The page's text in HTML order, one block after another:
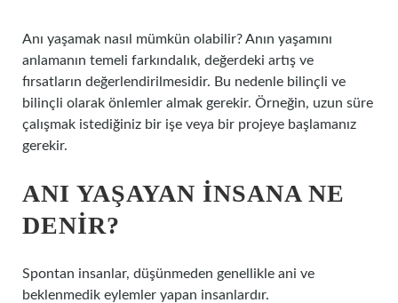
Anı yaşamak nasıl mümkün olabilir? Anın yaşamını
anlamanın temeli farkındalık, değerdeki artış ve
fırsatların değerlendirilmesidir. Bu nedenle bilinçli ve
bilinçli olarak önlemler almak gerekir. Örneğin, uzun süre
çalışmak istediğiniz bir işe veya bir projeye başlamanız
gerekir.
ANI YAŞAYAN INSANA NE
DENIR?
Spontan insanlar, düşünmeden genellikle ani ve
beklenmedik eylemler yapan insanlardır.